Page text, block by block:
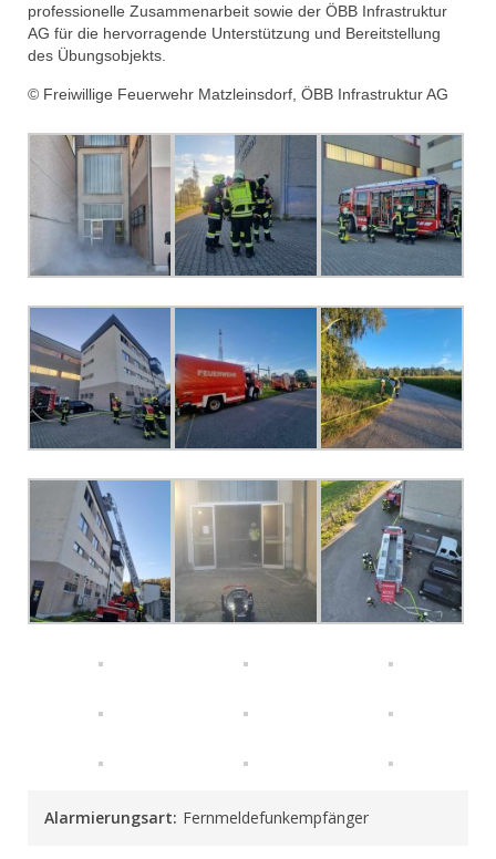
professionelle Zusammenarbeit sowie der ÖBB Infrastruktur
AG für die hervorragende Unterstützung und Bereitstellung
des Übungsobjekts.
© Freiwillige Feuerwehr Matzleinsdorf, ÖBB Infrastruktur AG
Alarmierungsart: Fernmeldefunkempfänger